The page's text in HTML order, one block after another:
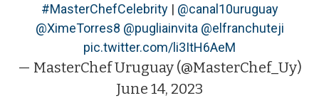
#MasterChefCelebrity| @canal10uruguay
@XimeTorres8 @pugliainvita @elfranchuteji
pic.twitter.com/li3ItH6AeM
— MasterChef Uruguay (@MasterChef_Uy)
June 14, 2023